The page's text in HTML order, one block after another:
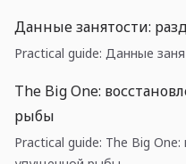
Данные занятости:
Practical guide: Данные
The Big One:
рыбы
Practical guide: The Big